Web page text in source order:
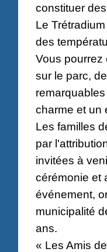
constituer
Le
des
Vous pourrez
sur le parc,
charme et un
Les familles
par
invitées à
cérémonie et
événement,
municipalité
ans.
« Les Amis